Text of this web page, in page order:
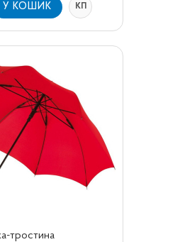
У КОШИК КП
тростина